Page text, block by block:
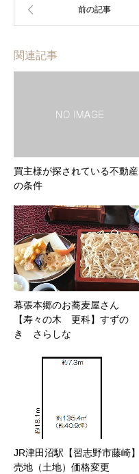
関連記事
買主様が探されている不動産
の条件
幕張本郷のお蕎麦屋さん
【寿々の木 更科】すずの
き さらしな
JR津田沼駅【習志野市藤崎】
売地（土地）価格変更